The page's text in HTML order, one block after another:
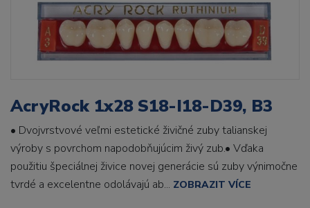
AcryRock 1x28 S18-I18-D39, B3
• Dvojvrstvové veľmi estetické živičné zuby talianskej
výroby s povrchom napodobňujúcim živý zub.• Vďaka
použitiu špeciálnej živice novej generácie sú zuby výnimočne
tvrdé a excelentne odolávajú ab... ZOBRAZIT VÍCE